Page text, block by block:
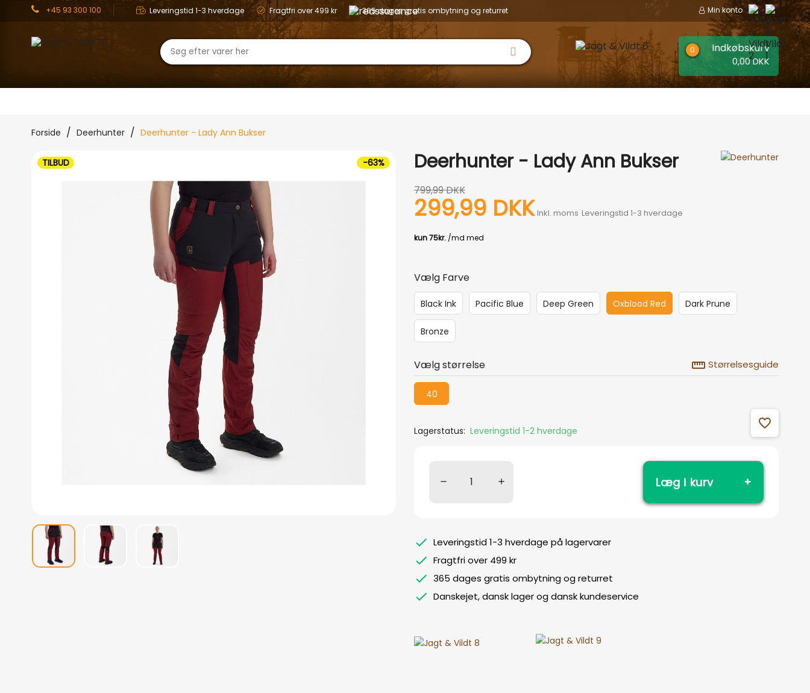
+45 93 300 100 Leveringstid 1-3 hverdage Fragtfri over 499 kr 365 dages gratis ombytning og returret Min konto
Indkøbskurv
0,00 DKK
JAGT OUTDOOR TØJ & SKO OPTIK BØRN HUND NYHEDER OUTLET GAVEIDEER MÆRKER
Forside Deerhunter Deerhunter - Lady Ann Bukser
TILBUD -63% Deerhunter - Lady Ann Bukser
799,99 DKK
299,99 DKK Inkl. moms Leveringstid 1-3 hverdage
Vælg Farve
Black Ink Pacific Blue Deep Green Oxblood Red Dark Prune
Bronze
Vælg størrelse straighten Størrelsesguide
40
Lagerstatus: Leveringstid 1-2 hverdage
favorite_outline
Læg i kurv
Leveringstid 1-3 hverdage på lagervarer
Fragtfri over 499 kr
365 dages gratis ombytning og returret
Danskejet, dansk lager og dansk kundeservice